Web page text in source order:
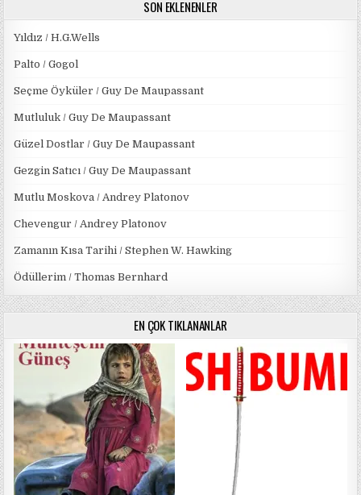
SON EKLENENLER
Yıldız / H.G.Wells
Palto / Gogol
Seçme Öyküler / Guy De Maupassant
Mutluluk / Guy De Maupassant
Güzel Dostlar / Guy De Maupassant
Gezgin Satıcı / Guy De Maupassant
Mutlu Moskova / Andrey Platonov
Chevengur / Andrey Platonov
Zamanın Kısa Tarihi / Stephen W. Hawking
Ödüllerim / Thomas Bernhard
EN ÇOK TIKLANANLAR